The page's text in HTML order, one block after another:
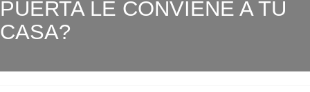
PUERTA LE CONVIENE A TU
CASA?